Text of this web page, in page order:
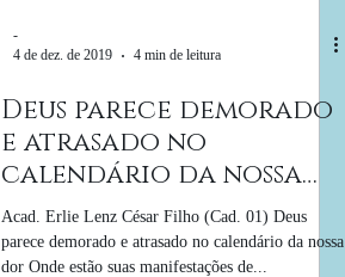
-
4 de dez. de 2019
4 min de leitura
Deus parece demorado
e atrasado no
calendário da nossa
dor
Acad. Erlie Lenz César Filho (Cad. 01) Deus
parece demorado e atrasado no calendário da nossa
dor Onde estão suas manifestações de...